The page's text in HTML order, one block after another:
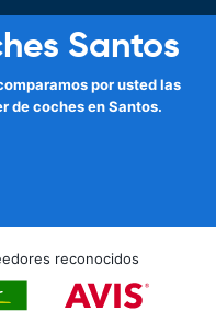
Santos
por usted las
de coches en Santos.
reconocidos